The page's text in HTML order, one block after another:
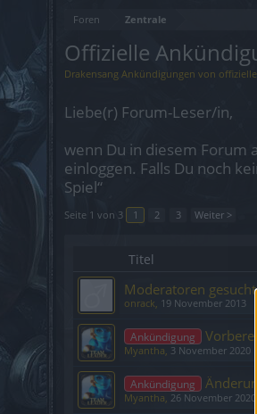
Foren Zentrale
Offizielle
Drakensang Ankündigungen von
Liebe(r) Forum-Leser/in,
wenn Du in diesem Forum
einloggen. Falls Du noch
Spiel“
Seite 1 von 3 1 2 3 Weiter >
Titel
Moderatoren
onrack, 19 November 2013
Ankündigung
Myantha, 3 November 2020
Ankündigung
Myantha, 26 November 2020